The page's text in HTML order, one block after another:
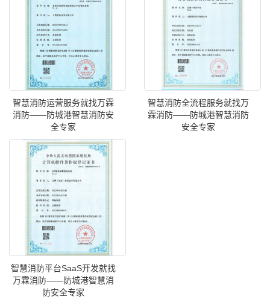
智慧消防运营服务就找万霖
消防——防城港智慧消防安
全专家
智慧消防全流程服务就找万
霖消防——防城港智慧消防
安全专家
智慧消防平台SaaS开发就找
万霖消防——防城港智慧消
防安全专家